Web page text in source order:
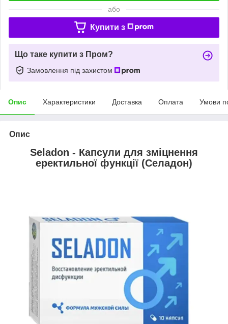
або
Купити з
Що таке купити з Пром?
Замовлення під захистом
Опис Характеристики Доставка Оплата Умови
Опис
Seladon - Капсули для зміцнення
еректильної функції (Селадон)